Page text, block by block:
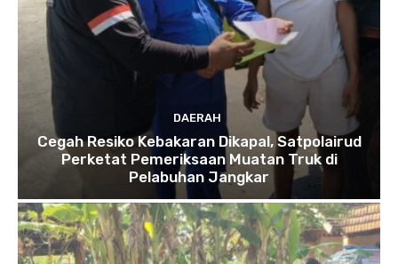
DAERAH
Cegah Resiko Kebakaran Dikapal, Satpolairud
Perketat Pemeriksaan Muatan Truk di
Pelabuhan Jangkar